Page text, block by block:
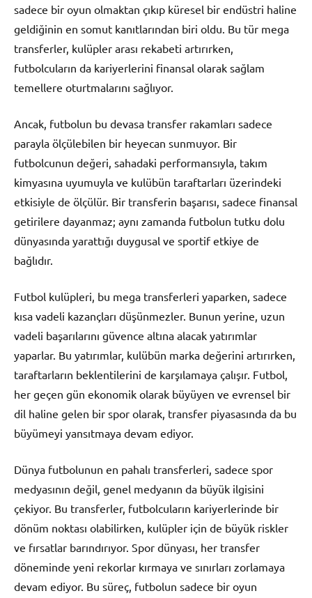
sadece bir oyun olmaktan çıkıp küresel bir endüstri haline
geldiğinin en somut kanıtlarından biri oldu. Bu tür mega
transferler, kulüpler arası rekabeti artırırken,
futbolcuların da kariyerlerini finansal olarak sağlam
temellere oturtmalarını sağlıyor.
Ancak, futbolun bu devasa transfer rakamları sadece
parayla ölçülebilen bir heyecan sunmuyor. Bir
futbolcunun değeri, sahadaki performansıyla, takım
kimyasına uyumuyla ve kulübün taraftarları üzerindeki
etkisiyle de ölçülür. Bir transferin başarısı, sadece finansal
getirilere dayanmaz; aynı zamanda futbolun tutku dolu
dünyasında yarattığı duygusal ve sportif etkiye de
bağlıdır.
Futbol kulüpleri, bu mega transferleri yaparken, sadece
kısa vadeli kazançları düşünmezler. Bunun yerine, uzun
vadeli başarılarını güvence altına alacak yatırımlar
yaparlar. Bu yatırımlar, kulübün marka değerini artırırken,
taraftarların beklentilerini de karşılamaya çalışır. Futbol,
her geçen gün ekonomik olarak büyüyen ve evrensel bir
dil haline gelen bir spor olarak, transfer piyasasında da bu
büyümeyi yansıtmaya devam ediyor.
Dünya futbolunun en pahalı transferleri, sadece spor
medyasının değil, genel medyanın da büyük ilgisini
çekiyor. Bu transferler, futbolcuların kariyerlerinde bir
dönüm noktası olabilirken, kulüpler için de büyük riskler
ve fırsatlar barındırıyor. Spor dünyası, her transfer
döneminde yeni rekorlar kırmaya ve sınırları zorlamaya
devam ediyor. Bu süreç, futbolun sadece bir oyun